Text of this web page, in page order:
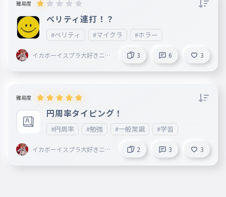
難易度
ベリティ連打！？
#ベリティ #マイクラ #ホラー
イカボーイスプラ大好きニキ
3 6 3
難易度
円周率タイピング！
#円周率 #勉強 #一般常識 #学習
イカボーイスプラ大好きニキ
2 3 3